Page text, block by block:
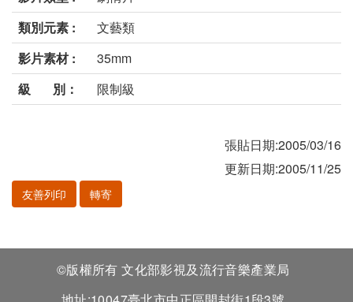
類別元素 :
文藝類
影片素材 :
35mm
級 別：
限制級
張貼日期:2005/03/16
更新日期:2005/11/25
友善列印 轉寄
©版權所有 文化部影視及流行音樂產業局